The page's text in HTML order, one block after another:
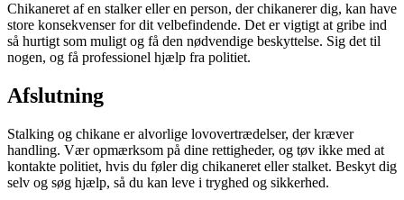
Chikaneret af en stalker eller en person, der chikanerer dig, kan have
store konsekvenser for dit velbefindende. Det er vigtigt at gribe ind
så hurtigt som muligt og få den nødvendige beskyttelse. Sig det til
nogen, og få professionel hjælp fra politiet.
Afslutning
Stalking og chikane er alvorlige lovovertrædelser, der kræver
handling. Vær opmærksom på dine rettigheder, og tøv ikke med at
kontakte politiet, hvis du føler dig chikaneret eller stalket. Beskyt dig
selv og søg hjælp, så du kan leve i tryghed og sikkerhed.